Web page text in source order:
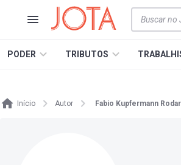
PODER TRIBUTOS
Início Autor Fabio Kupfermann